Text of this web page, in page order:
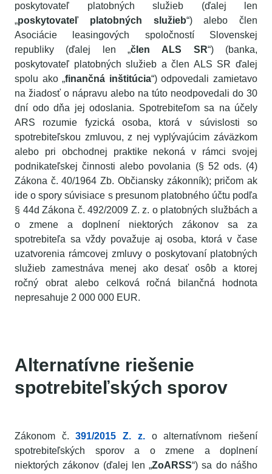
poskytovateľ platobných služieb (ďalej len
„poskytovateľ platobných služieb“) alebo člen
Asociácie leasingových spoločností Slovenskej
republiky (ďalej len „člen ALS SR“) (banka,
poskytovateľ platobných služieb a člen ALS SR ďalej
spolu ako „finančná inštitúcia“) odpovedali zamietavo
na žiadosť o nápravu alebo na túto neodpovedali do 30
dní odo dňa jej odoslania. Spotrebiteľom sa na účely
ARS rozumie fyzická osoba, ktorá v súvislosti so
spotrebiteľskou zmluvou, z nej vyplývajúcim záväzkom
alebo pri obchodnej praktike nekoná v rámci svojej
podnikateľskej činnosti alebo povolania (§ 52 ods. (4)
Zákona č. 40/1964 Zb. Občiansky zákonník); pričom ak
ide o spory súvisiace s presunom platobného účtu podľa
§ 44d Zákona č. 492/2009 Z. z. o platobných službách a
o zmene a doplnení niektorých zákonov sa za
spotrebiteľa sa vždy považuje aj osoba, ktorá v čase
uzatvorenia rámcovej zmluvy o poskytovaní platobných
služieb zamestnáva menej ako desať osôb a ktorej
ročný obrat alebo celková ročná bilančná hodnota
nepresahuje 2 000 000 EUR.
Alternatívne riešenie
spotrebiteľských sporov
Zákonom č.391/2015 Z. z.o alternatívnom riešení
spotrebiteľských sporov a o zmene a doplnení
niektorých zákonov (ďalej len „ZoARSS“) sa do nášho